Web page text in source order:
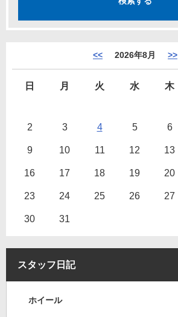
<< 2026年8月 >>
日 月 火 水 木
2 3 4 5 6
9 10 11 12 13
16 17 18 19 20
23 24 25 26 27
30 31
スタッフ日記
ホイール